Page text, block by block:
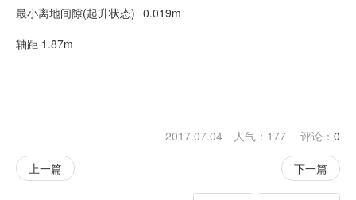
最小离地间隙(起升状态) 0.019m
轴距 1.87m
2017.07.04 人气： 177 评论： 0
上一篇 下一篇